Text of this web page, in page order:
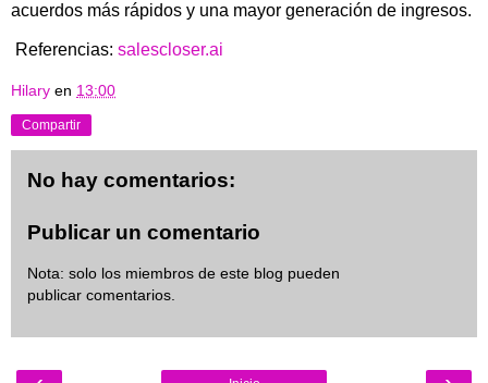
acuerdos más rápidos y una mayor generación de ingresos.
Referencias: salescloser.ai
Hilary en 13:00
Compartir
No hay comentarios:
Publicar un comentario
Nota: solo los miembros de este blog pueden
publicar comentarios.